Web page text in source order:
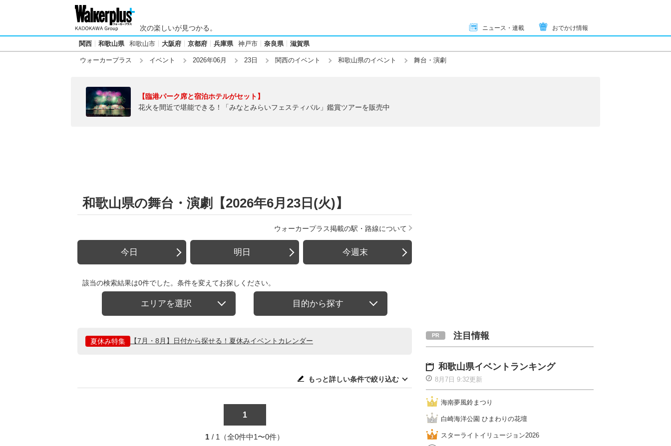
次の楽しいが見つかる。 ニュース・連載 おでかけ情報
関西 和歌山県 和歌山市 大阪府 京都府 兵庫県 神戸市 奈良県 滋賀県
ウォーカープラス イベント 2026年06月 23日 関西のイベント 和歌山県のイベント 舞台・演劇
【臨港パーク席と宿泊ホテルがセット】
花火を間近で堪能できる！「みなとみらいフェスティバル」鑑賞ツアーを販売中
和歌山県の舞台・演劇【2026年6月23日(火)】
ウォーカープラス掲載の駅・路線について
今日 明日 今週末
該当の検索結果は0件でした。条件を変えてお探しください。
エリアを選択 目的から探す
夏休み特集 【7月・8月】日付から探せる！夏休みイベントカレンダー
もっと詳しい条件で絞り込む
1
1 / 1（全0件中1〜0件）
注目情報
和歌山県イベントランキング
8月7日 9:32更新
海南夢風鈴まつり
白崎海洋公園 ひまわりの花壇
スターライトイリュージョン2026